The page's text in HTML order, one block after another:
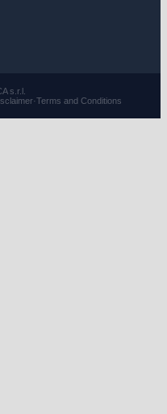
s.r.l.
·Terms and Conditions